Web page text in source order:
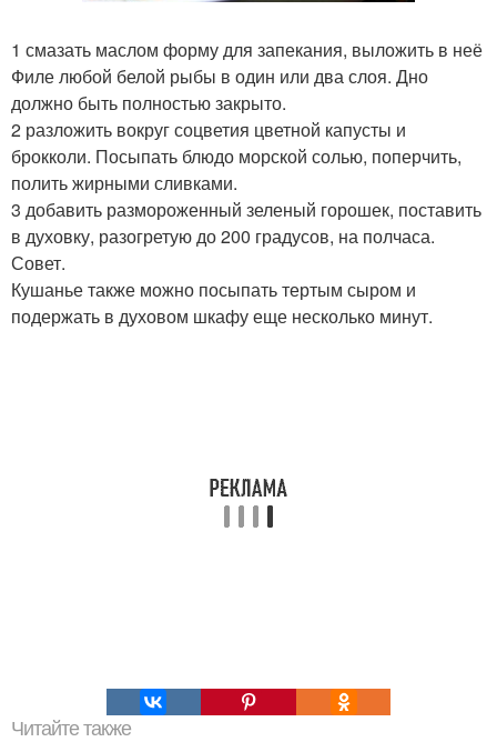
1 смазать маслом форму для запекания, выложить в неё
Филе любой белой рыбы в один или два слоя. Дно
должно быть полностью закрыто.
2 разложить вокруг соцветия цветной капусты и
брокколи. Посыпать блюдо морской солью, поперчить,
полить жирными сливками.
3 добавить размороженный зеленый горошек, поставить
в духовку, разогретую до 200 градусов, на полчаса.
Совет.
Кушанье также можно посыпать тертым сыром и
подержать в духовом шкафу еще несколько минут.
Читайте также